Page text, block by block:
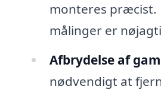
monteres præcist.
målinger er
Afbrydelse af
nødvendigt at